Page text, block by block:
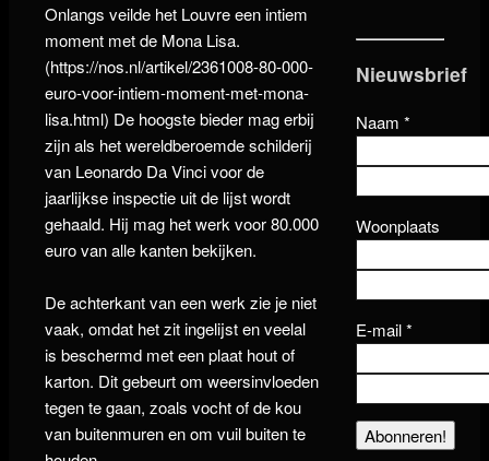
Onlangs veilde het Louvre een intiem
moment met de Mona Lisa.
(https://nos.nl/artikel/2361008-80-000-
euro-voor-intiem-moment-met-mona-
lisa.html) De hoogste bieder mag erbij
zijn als het wereldberoemde schilderij
van Leonardo Da Vinci voor de
jaarlijkse inspectie uit de lijst wordt
gehaald. Hij mag het werk voor 80.000
euro van alle kanten bekijken.
De achterkant van een werk zie je niet
vaak, omdat het zit ingelijst en veelal
is beschermd met een plaat hout of
karton. Dit gebeurt om weersinvloeden
tegen te gaan, zoals vocht of de kou
van buitenmuren en om vuil buiten te
Nieuwsbrief
Naam *
Woonplaats
E-mail*